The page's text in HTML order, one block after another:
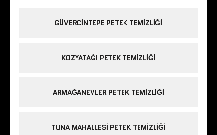
GÜVERCINTEPE PETEK TEMIZLIĞI
KOZYATAĞI PETEK TEMIZLIĞI
ARMAĞANEVLER PETEK TEMIZLIĞI
TUNA MAHALLESI PETEK TEMIZLIĞI